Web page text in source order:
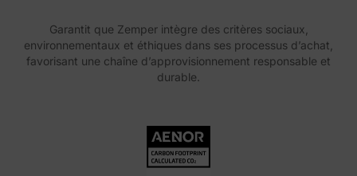
Garantit que Zemper intègre des critères sociaux,
environnementaux et éthiques dans ses processus d’achat,
favorisant une chaîne d’approvisionnement responsable et
durable.